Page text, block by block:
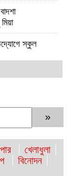
স্কুল
ও পিটিয়ে হত্যা
জেলা প্রশাসক-
মনিরুজ্জামান
সম্পদ
খেলাধুলা
বিনোদন